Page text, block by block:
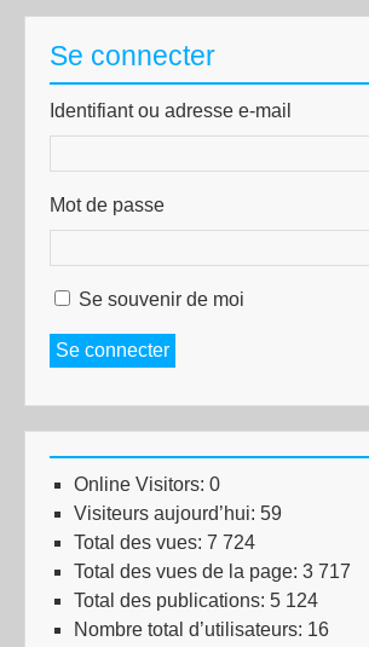
Se connecter
Identifiant ou adresse e-mail
Mot de passe
Se souvenir de moi
Se connecter
Online Visitors: 0
Visiteurs aujourd’hui: 59
Total des vues: 7 724
Total des vues de la page: 3 717
Total des publications: 5 124
Nombre total d’utilisateurs: 16